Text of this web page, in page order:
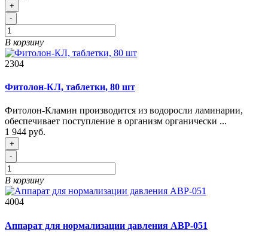
+
-
В корзину
2304
Фитолон-КЛ, таблетки, 80 шт
Фитолон-Кламин производится из водоросли ламинарии,
обеспечивает поступление в организм органически ...
1 944 руб.
+
-
В корзину
4004
Аппарат для нормализации давления АВР-051